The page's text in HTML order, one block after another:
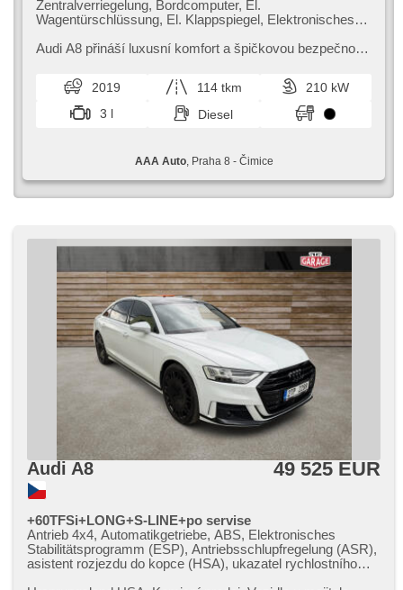
Zentralverriegelung, Bordcomputer, El.
Wagentürschlüssung, El. Klappspiegel, Elektronisches
Niveauregulierung, beheizte Sitze, Ledersitze,
Reifendrucksensor, USB, El. einstellbare Sitze, Uhr Spur,
Servolenkung, El. Seitenscheiben, Autoradio,
Automatikgetriebe, Antrieb 4x4
Audi A8 přináší luxusní komfort a špičkovou bezpečnost.
moderní technologie a ...
2019 114 tkm
210 kW
3 l
Diesel
AAA Auto, Praha 8 - Čimice
Audi A8 49 525 EUR
+60TFSi+LONG+S-LINE+po servise
Antrieb 4x4, Automatikgetriebe, ABS, Elektronisches
Stabilitätsprogramm (ESP), Antriebsschlupfregelung (ASR),
asistent rozjezdu do kopce (HSA), ukazatel rychlostního